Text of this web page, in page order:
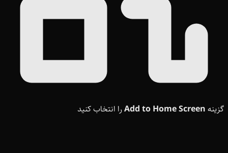
گزینه Add to Home Screenرا انتخاب کنید